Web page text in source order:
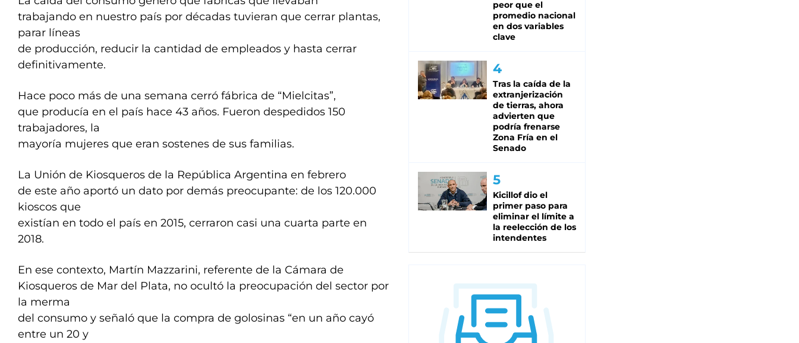
trabajando en nuestro país por décadas tuvieran que cerrar plantas,
parar líneas
de producción, reducir la cantidad de empleados y hasta cerrar
definitivamente.
Hace poco más de una semana cerró fábrica de “Mielcitas”,
que producía en el país hace 43 años. Fueron despedidos 150
trabajadores, la
mayoría mujeres que eran sostenes de sus familias.
La Unión de Kiosqueros de la República Argentina en febrero
de este año aportó un dato por demás preocupante: de los 120.000
kioscos que
existían en todo el país en 2015, cerraron casi una cuarta parte en
2018.
En ese contexto, Martín Mazzarini, referente de la Cámara de
Kiosqueros de Mar del Plata, no ocultó la preocupación del sector por
la merma
del consumo y señaló que la compra de golosinas “en un año cayó
entre un 20 y
peor que el
promedio nacional
en dos variables
clave
Tras la caída de la
extranjerización
de tierras, ahora
advierten que
podría frenarse
Zona Fría en el
Senado
Kicillof dio el
primer paso para
eliminar el límite a
la reelección de los
intendentes